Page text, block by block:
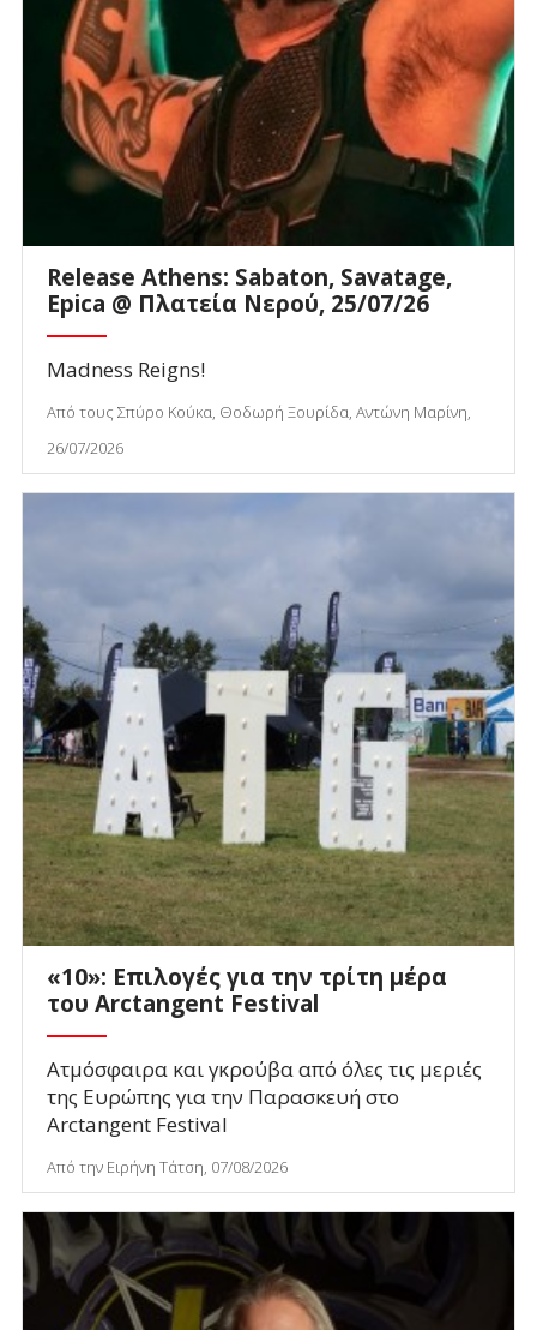
Release Athens: Sabaton, Savatage,
Epica @ Πλατεία Νερού, 25/07/26
Madness Reigns!
Από τους Σπύρο Κούκα, Θοδωρή Ξουρίδα, Αντώνη Μαρίνη,
26/07/2026
«10»: Επιλογές για την τρίτη μέρα
του Arctangent Festival
Ατμόσφαιρα και γκρούβα από όλες τις μεριές
της Ευρώπης για την Παρασκευή στο
Arctangent Festival
Από την Ειρήνη Τάτση, 07/08/2026